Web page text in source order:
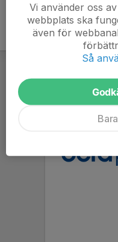
Vi använder oss
webbplats ska
även för
Så